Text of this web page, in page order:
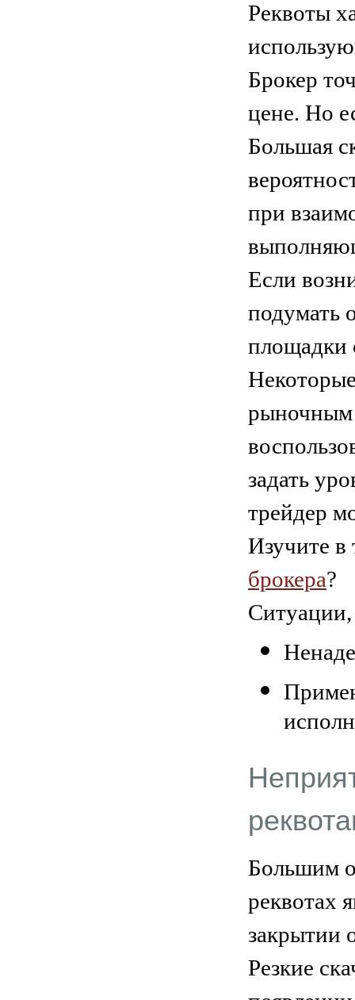
Реквоты
Брокер
цене. Но
Большая
при
Если
подумать
площадки
рыночным
задать
трейдер
Изучите
брокера?
Большим
реквотах
закрытии
Резкие